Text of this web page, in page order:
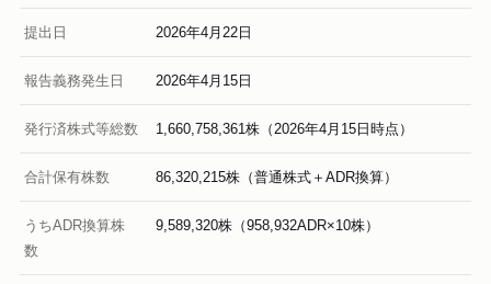
提出日 2026年4月22日
報告義務発生日 2026年4月15日
発行済株式等総数 1,660,758,361株（2026年4月15日時点）
合計保有株数 86,320,215株（普通株式＋ADR換算）
うちADR換算株
数
9,589,320株（958,932ADR×10株）